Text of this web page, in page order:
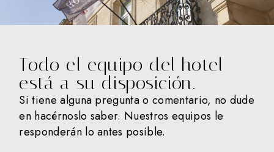
Todo el equipo del hotel
está a su disposición.
Si tiene alguna pregunta o comentario, no dude
en hacérnoslo saber. Nuestros equipos le
responderán lo antes posible.